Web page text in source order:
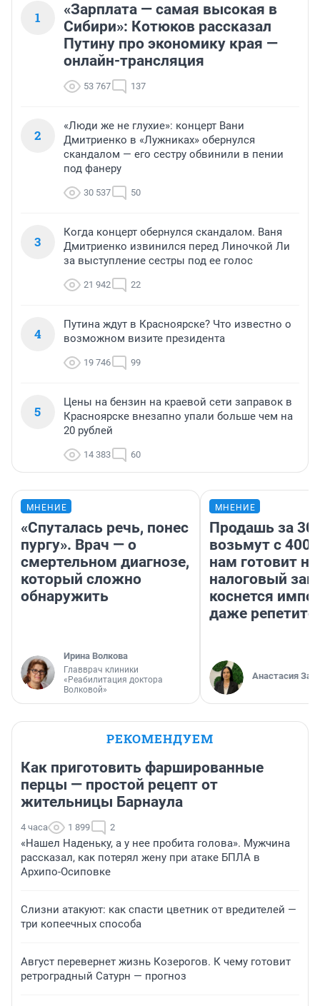
1
«Зарплата — самая высокая в
Сибири»: Котюков рассказал
Путину про экономику края —
онлайн-трансляция
53 767 137
2
«Люди же не глухие»: концерт Вани
Дмитриенко в «Лужниках» обернулся
скандалом — его сестру обвинили в пении
под фанеру
30 537 50
3
Когда концерт обернулся скандалом. Ваня
Дмитриенко извинился перед Линочкой Ли
за выступление сестры под ее голос
21 942 22
4
Путина ждут в Красноярске? Что известно о
возможном визите президента
19 746 99
5
Цены на бензин на краевой сети заправок в
Красноярске внезапно упали больше чем на
20 рублей
14 383 60
МНЕНИЕ
«Спуталась речь, понес
пургу». Врач — о
смертельном диагнозе,
который сложно
обнаружить
Ирина Волкова
Главврач клиники
«Реабилитация доктора
Волковой»
МНЕНИЕ
Продашь за
возьмут с
нам готовит
налоговый
коснется
даже
Анастасия
РЕКОМЕНДУЕМ
Как приготовить фаршированные
перцы — простой рецепт от
жительницы Барнаула
4 часа 1 899 2
«Нашел Наденьку, а у нее пробита голова». Мужчина
рассказал, как потерял жену при атаке БПЛА в
Архипо-Осиповке
Слизни атакуют: как спасти цветник от вредителей —
три копеечных способа
Август перевернет жизнь Козерогов. К чему готовит
ретроградный Сатурн — прогноз